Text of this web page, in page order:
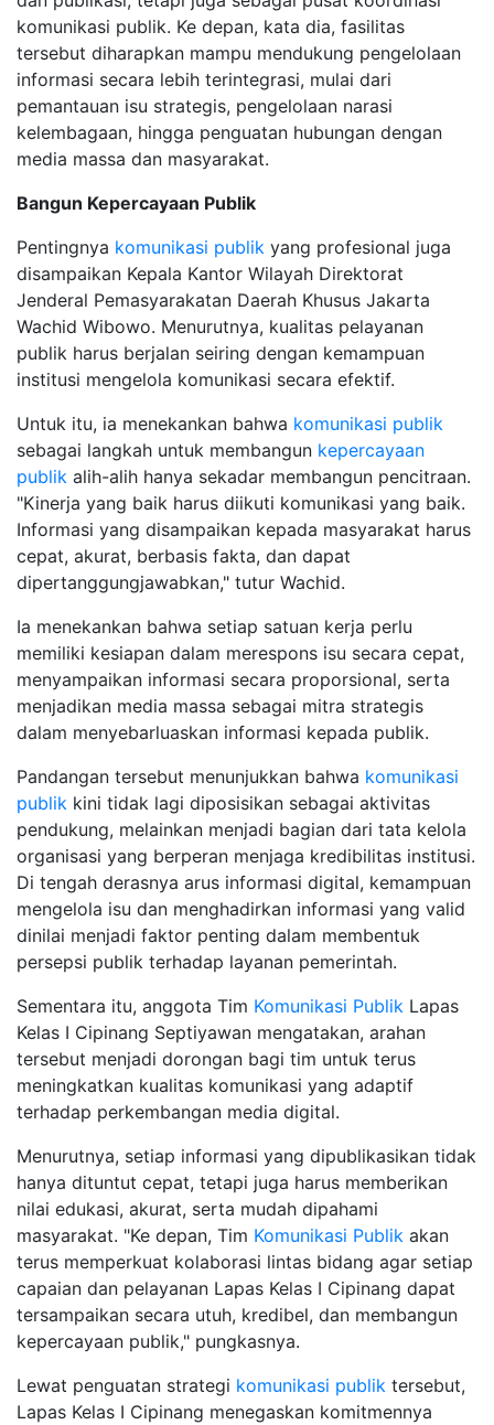
komunikasi publik. Ke depan, kata dia, fasilitas
tersebut diharapkan mampu mendukung pengelolaan
informasi secara lebih terintegrasi, mulai dari
pemantauan isu strategis, pengelolaan narasi
kelembagaan, hingga penguatan hubungan dengan
media massa dan masyarakat.
Bangun Kepercayaan Publik
Pentingnya komunikasi publik yang profesional juga
disampaikan Kepala Kantor Wilayah Direktorat
Jenderal Pemasyarakatan Daerah Khusus Jakarta
Wachid Wibowo. Menurutnya, kualitas pelayanan
publik harus berjalan seiring dengan kemampuan
institusi mengelola komunikasi secara efektif.
Untuk itu, ia menekankan bahwa komunikasi publik
sebagai langkah untuk membangun kepercayaan
publik alih-alih hanya sekadar membangun pencitraan.
"Kinerja yang baik harus diikuti komunikasi yang baik.
Informasi yang disampaikan kepada masyarakat harus
cepat, akurat, berbasis fakta, dan dapat
dipertanggungjawabkan," tutur Wachid.
Ia menekankan bahwa setiap satuan kerja perlu
memiliki kesiapan dalam merespons isu secara cepat,
menyampaikan informasi secara proporsional, serta
menjadikan media massa sebagai mitra strategis
dalam menyebarluaskan informasi kepada publik.
Pandangan tersebut menunjukkan bahwa komunikasi
publik kini tidak lagi diposisikan sebagai aktivitas
pendukung, melainkan menjadi bagian dari tata kelola
organisasi yang berperan menjaga kredibilitas institusi.
Di tengah derasnya arus informasi digital, kemampuan
mengelola isu dan menghadirkan informasi yang valid
dinilai menjadi faktor penting dalam membentuk
persepsi publik terhadap layanan pemerintah.
Sementara itu, anggota Tim Komunikasi Publik Lapas
Kelas I Cipinang Septiyawan mengatakan, arahan
tersebut menjadi dorongan bagi tim untuk terus
meningkatkan kualitas komunikasi yang adaptif
terhadap perkembangan media digital.
Menurutnya, setiap informasi yang dipublikasikan tidak
hanya dituntut cepat, tetapi juga harus memberikan
nilai edukasi, akurat, serta mudah dipahami
masyarakat. "Ke depan, Tim Komunikasi Publik akan
terus memperkuat kolaborasi lintas bidang agar setiap
capaian dan pelayanan Lapas Kelas I Cipinang dapat
tersampaikan secara utuh, kredibel, dan membangun
kepercayaan publik," pungkasnya.
Lewat penguatan strategi komunikasi publik tersebut,
Lapas Kelas I Cipinang menegaskan komitmennya